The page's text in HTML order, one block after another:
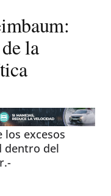
la
los excesos
dentro del